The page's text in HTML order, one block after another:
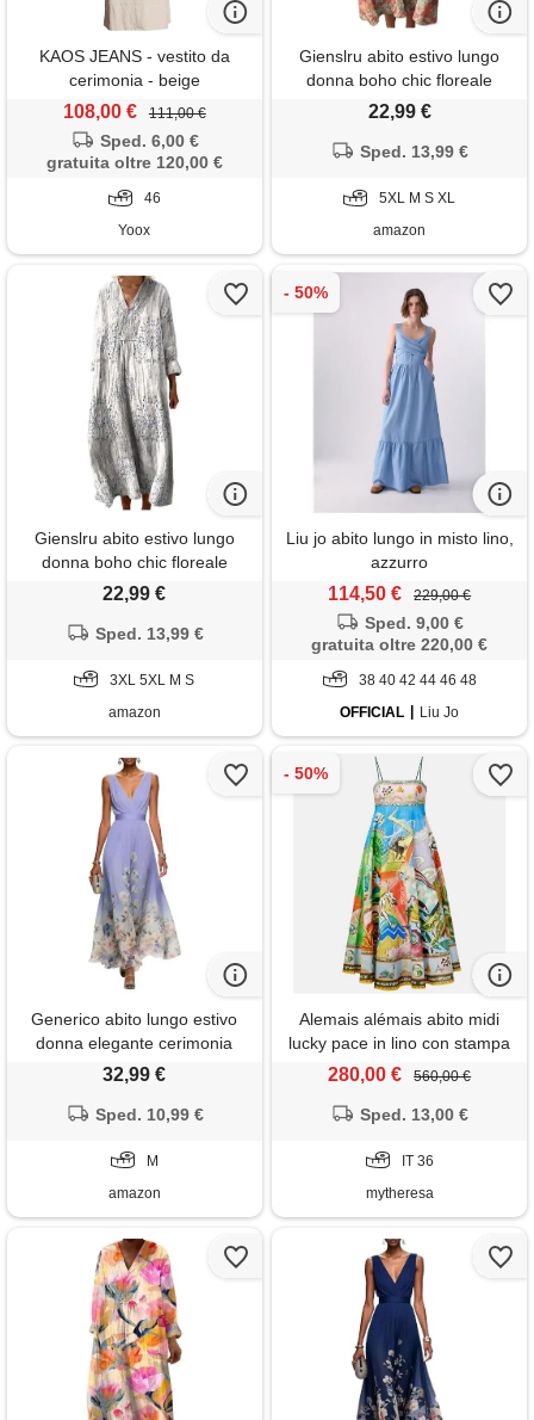
KAOS JEANS - vestito da
cerimonia - beige
108,00 € 111,00 €
Sped. 6,00 €
gratuita oltre 120,00 €
46
Yoox
Gienslru abito estivo lungo
donna boho chic floreale
vintage, scollo a v maniche
tasche, vestito elegante
estate taglie forti curvy 2026
moda cerimonia
22,99 €
Sped. 13,99 €
5XL M S XL
amazon
Gienslru abito estivo lungo
donna boho chic floreale
vintage, scollo a v maniche
tasche, vestito elegante
estate taglie forti curvy 2026
moda cerimonia
22,99 €
Sped. 13,99 €
3XL 5XL M S
amazon
Liu jo abito lungo in misto lino,
azzurro
114,50 € 229,00 €
Sped. 9,00 €
gratuita oltre 220,00 €
38 40 42 44 46 48
OFFICIAL
Liu Jo
Generico abito lungo estivo
donna elegante cerimonia
vestito matrimonio invitata
scollo a v sexy maxi taglie forti
spiaggia vacanza moda 2026
(a01, m)
32,99 €
Sped. 10,99 €
M
amazon
Alemais alémais abito midi
lucky pace in lino con stampa
280,00 € 560,00 €
Sped. 13,00 €
IT 36
mytheresa